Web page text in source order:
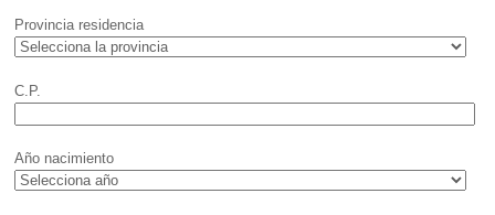
Provincia residencia
C.P.
Año nacimiento